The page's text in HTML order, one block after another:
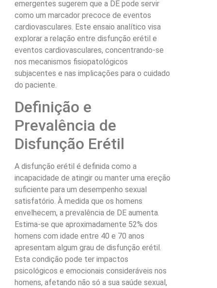
emergentes sugerem que a DE pode servir
como um marcador precoce de eventos
cardiovasculares. Este ensaio analítico visa
explorar a relação entre disfunção erétil e
eventos cardiovasculares, concentrando-se
nos mecanismos fisiopatológicos
subjacentes e nas implicações para o cuidado
do paciente.
Definição e
Prevalência de
Disfunção Erétil
A disfunção erétil é definida como a
incapacidade de atingir ou manter uma ereção
suficiente para um desempenho sexual
satisfatório. À medida que os homens
envelhecem, a prevalência de DE aumenta.
Estima-se que aproximadamente 52% dos
homens com idade entre 40 e 70 anos
apresentam algum grau de disfunção erétil.
Esta condição pode ter impactos
psicológicos e emocionais consideráveis nos
homens, afetando não só a sua saúde sexual,